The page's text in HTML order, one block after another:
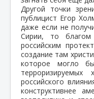
Другой точки
публицист Егор
даже если не
Сирии, то благом
российским
создание там
которое могло
российского
конструктивнее